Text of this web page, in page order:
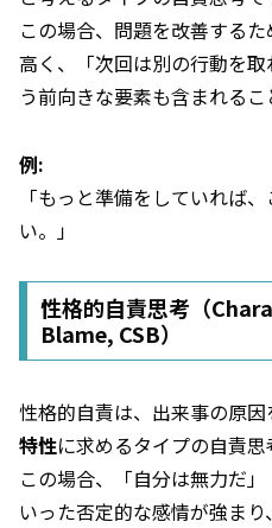
この場合、問題を改善する
高く、「次回は別の行動を
う前向きな要素も含まれるこ
例:
「もっと準備をしていれば
い。」
性格的自責思考（
Blame, CSB）
性格的自責は、出来事の原因
特性に求めるタイプの自責思
この場合、「自分は無力だ
いった否定的な感情が強ま